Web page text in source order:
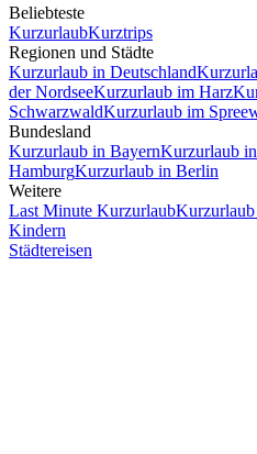
Beliebteste
KurzurlaubKurztrips
Regionen und Städte
Kurzurlaub in Deutschland
der NordseeKurzurlaub im Harz
SchwarzwaldKurzurlaub im
Bundesland
Kurzurlaub in BayernKurzurlaub
HamburgKurzurlaub in Berlin
Weitere
Last Minute Kurzurlaub
Kindern
Städtereisen